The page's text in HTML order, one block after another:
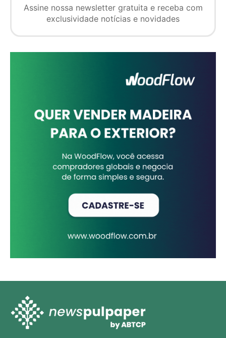
Assine nossa newsletter gratuita e receba com
exclusividade notícias e novidades